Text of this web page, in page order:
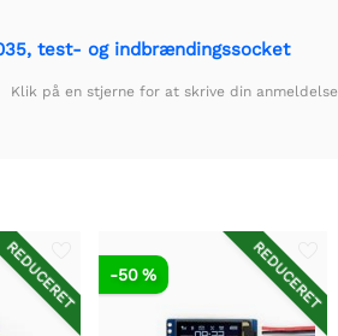
test- og indbrændingssocket
Klik på en stjerne for at skrive din anmeldelse
REDUCERET REDUCERET
-50 %